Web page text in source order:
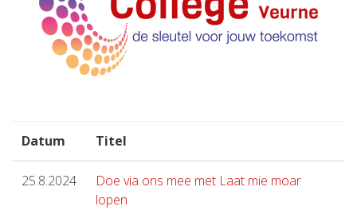
Datum Titel
25.8.2024
Doe via ons mee met Laat mie moar
lopen